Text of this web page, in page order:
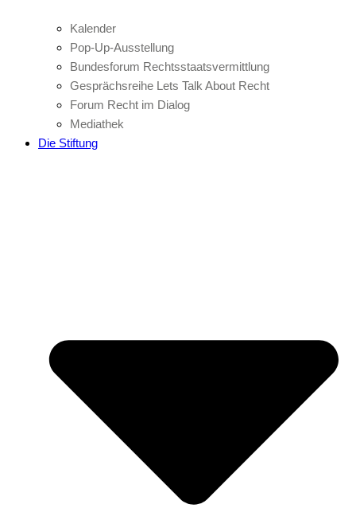
Kalender
Pop-Up-Ausstellung
Bundesforum Rechtsstaatsvermittlung
Gesprächsreihe Lets Talk About Recht
Forum Recht im Dialog
Mediathek
Die Stiftung